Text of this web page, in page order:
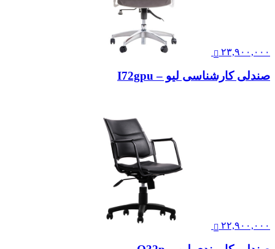
۲۳,۹۰۰,۰۰۰
صندلی کارشناسی لیو – I72gpu
۲۲,۹۰۰,۰۰۰